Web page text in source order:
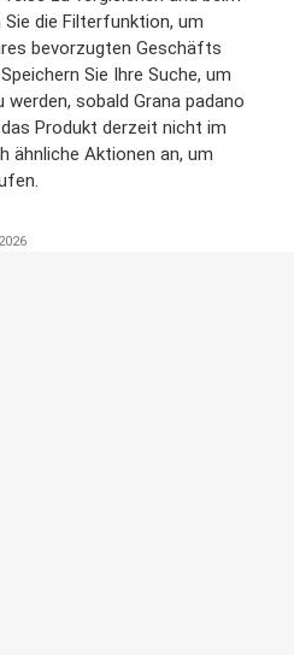
die Filterfunktion, um
bevorzugten Geschäfts
Sie Ihre Suche, um
sobald Grana padano
Produkt derzeit nicht im
ähnliche Aktionen an, um